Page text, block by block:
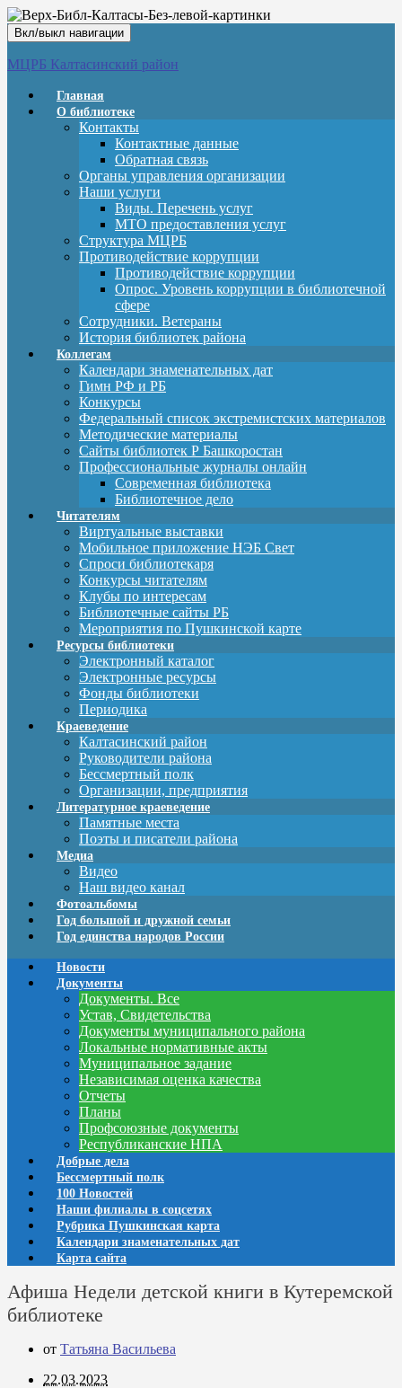
Вкл/выкл навигации
МЦРБ Калтасинский район
Главная
О библиотеке
Контакты
Контактные данные
Обратная связь
Органы управления организации
Наши услуги
Виды. Перечень услуг
МТО предоставления услуг
Структура МЦРБ
Противодействие коррупции
Противодействие коррупции
Опрос. Уровень коррупции в библиотечной
сфере
Сотрудники. Ветераны
История библиотек района
Коллегам
Календари знаменательных дат
Гимн РФ и РБ
Конкурсы
Федеральный список экстремистских материалов
Методические материалы
Сайты библиотек Р Башкоростан
Профессиональные журналы онлайн
Современная библиотека
Библиотечное дело
Читателям
Виртуальные выставки
Мобильное приложение НЭБ Свет
Спроси библиотекаря
Конкурсы читателям
Клубы по интересам
Библиотечные сайты РБ
Мероприятия по Пушкинской карте
Ресурсы библиотеки
Электронный каталог
Электронные ресурсы
Фонды библиотеки
Периодика
Краеведение
Калтасинский район
Руководители района
Бессмертный полк
Организации, предприятия
Литературное краеведение
Памятные места
Поэты и писатели района
Медиа
Видео
Наш видео канал
Фотоальбомы
Год большой и дружной семьи
Год единства народов России
Новости
Документы
Документы. Все
Устав, Свидетельства
Документы муниципального района
Локальные нормативные акты
Муниципальное задание
Независимая оценка качества
Отчеты
Планы
Профсоюзные документы
Республиканские НПА
Добрые дела
Бессмертный полк
100 Новостей
Наши филиалы в соцсетях
Рубрика Пушкинская карта
Календари знаменательных дат
Карта сайта
Афиша Недели детской книги в Кутеремской
библиотеке
от Татьяна Васильева
22.03.2023